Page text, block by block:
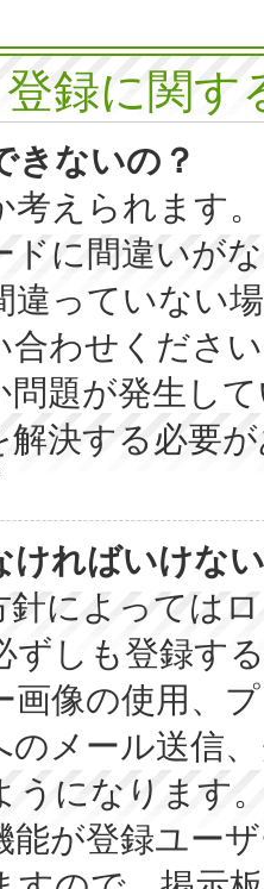
録に関す
きないの？
考えられます
ドに間違いが
違っていない
合わせくださ
問題が発生し
解決する必要
ければいけな
針によっては
ずしも登録す
画像の使用、
のメール送信
うになります
能が登録ユー